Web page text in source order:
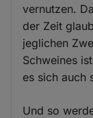
vernutzen.
der Zeit
jeglichen
Schweines
es sich auch
Und so